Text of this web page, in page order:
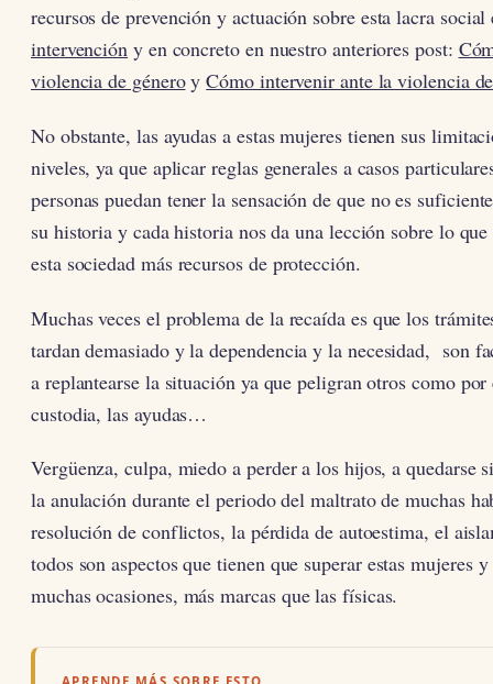
recursos de prevención y actuación sobre esta lacra social
intervención y en concreto en nuestro anteriores post:
violencia de géneroyCómo intervenir ante la violencia
No obstante, las ayudas a estas mujeres tienen sus
niveles, ya que aplicar reglas generales a casos
personas puedan tener la sensación de que no es
su historia y cada historia nos da una lección sobre lo
esta sociedad más recursos de protección.
Muchas veces el problema de la recaída es que los
tardan demasiado y la dependencia y la necesidad, son
a replantearse la situación ya que peligran otros como
custodia, las ayudas…
Vergüenza, culpa, miedo a perder a los hijos, a quedarse
la anulación durante el periodo del maltrato de muchas
resolución de conflictos, la pérdida de autoestima, el
todos son aspectos que tienen que superar estas mujeres
muchas ocasiones, más marcas que las físicas.